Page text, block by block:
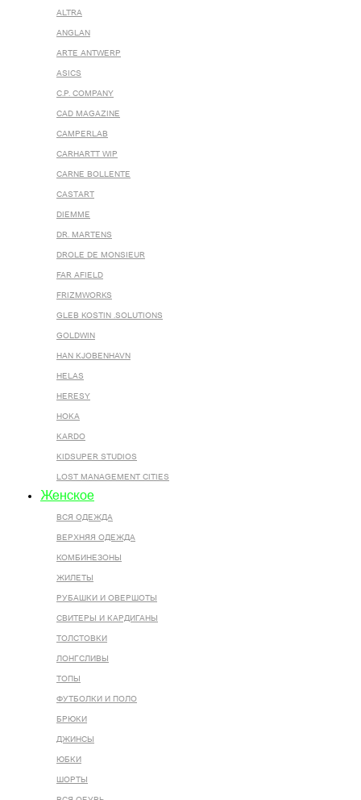
ALTRA
ANGLAN
ARTE ANTWERP
ASICS
C.P. COMPANY
CAD MAGAZINE
CAMPERLAB
CARHARTT WIP
CARNE BOLLENTE
CASTART
DIEMME
DR. MARTENS
DROLE DE MONSIEUR
FAR AFIELD
FRIZMWORKS
GLEB KOSTIN .SOLUTIONS
GOLDWIN
HAN KJOBENHAVN
HELAS
HERESY
HOKA
KARDO
KIDSUPER STUDIOS
LOST MANAGEMENT CITIES
Женское
ВСЯ ОДЕЖДА
ВЕРХНЯЯ ОДЕЖДА
КОМБИНЕЗОНЫ
ЖИЛЕТЫ
РУБАШКИ И ОВЕРШОТЫ
СВИТЕРЫ И КАРДИГАНЫ
ТОЛСТОВКИ
ЛОНГСЛИВЫ
ТОПЫ
ФУТБОЛКИ И ПОЛО
БРЮКИ
ДЖИНСЫ
ЮБКИ
ШОРТЫ